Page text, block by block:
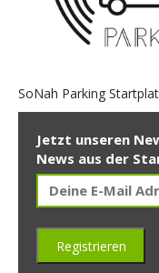
SoNah Parking
Jetzt unseren
News aus der